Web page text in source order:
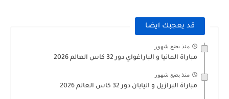
قد يعجبك ايضا
منذ بضع شهور
مباراة المانيا و الباراغواي دور 32 كاس العالم 2026
منذ بضع شهور
مباراة البرازيل و اليابان دور 32 كاس العالم 2026